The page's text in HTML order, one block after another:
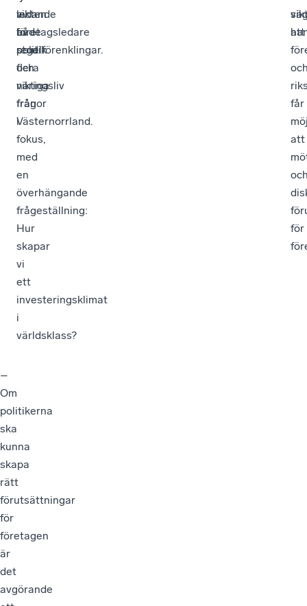
ledande
företagsledare
stod
flera
viktiga
frågor
i
fokus,
med
en
överhängande
frågeställning:
Hur
skapar
vi
ett
investeringsklimat
i
världsklass?
av
både
politik
och
näringsliv
från
Västernorrland.
vikten
av
regelförenklingar.
att
får
att
för
–
Om
politikerna
ska
kunna
skapa
rätt
förutsättningar
för
företagen
är
det
avgörande